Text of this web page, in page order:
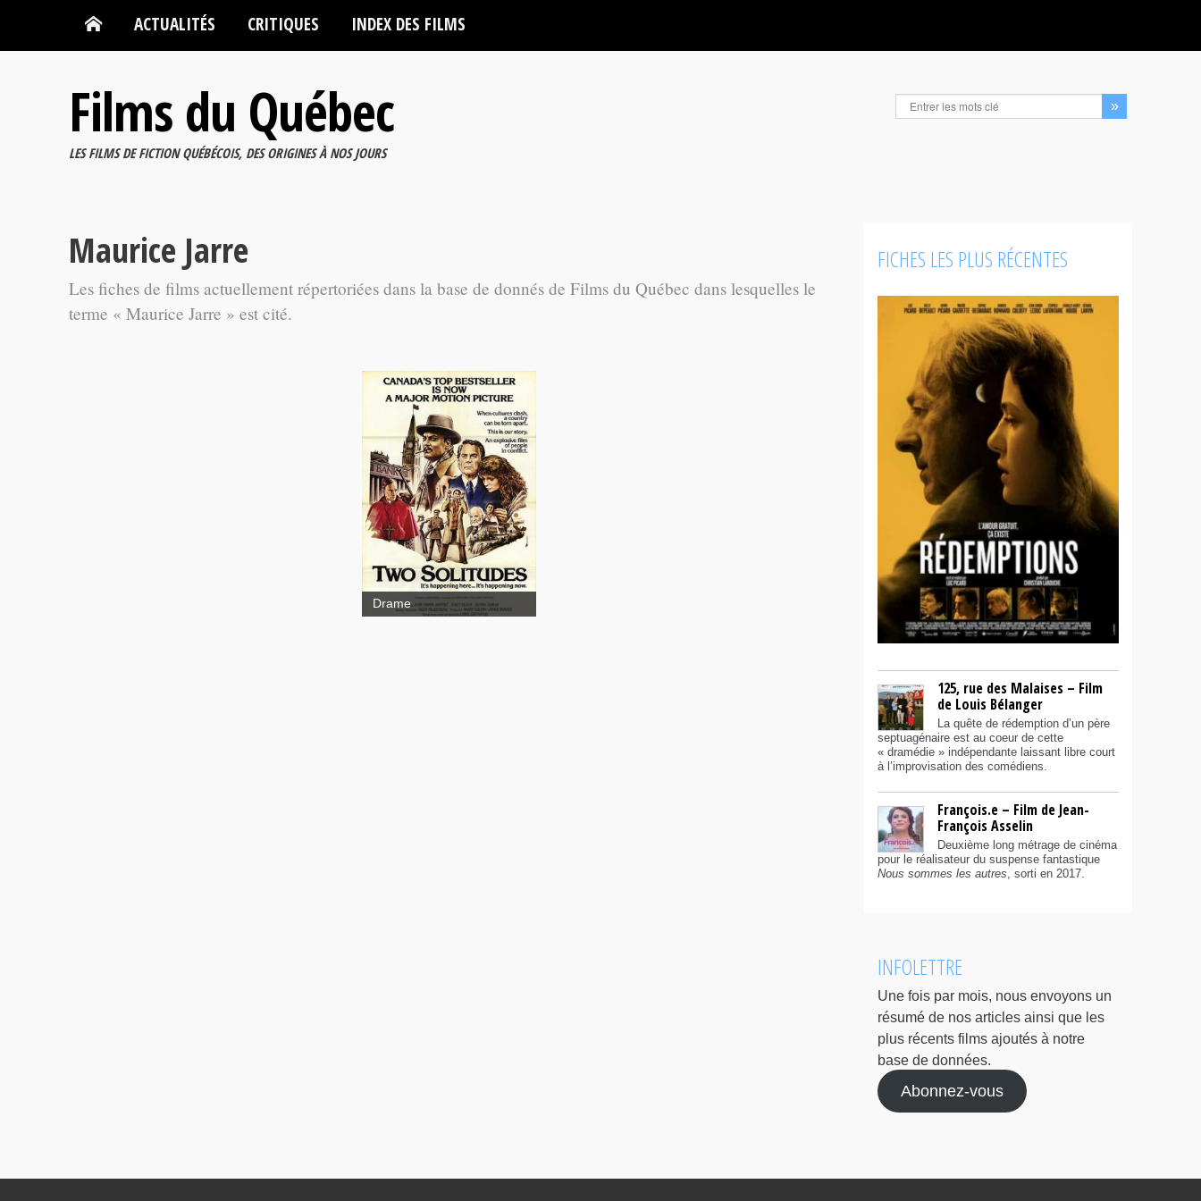
ACTUALITÉS CRITIQUES INDEX DES FILMS
Films du Québec
LES FILMS DE FICTION QUÉBÉCOIS, DES ORIGINES À NOS JOURS
Maurice Jarre
Les fiches de films actuellement répertoriées dans la base de donnés de Films du Québec dans lesquelles le
terme « Maurice Jarre » est cité.
Two
Solitudes
Drame
FICHES LES PLUS RÉCENTES
125, rue des Malaises – Film
de Louis Bélanger
La quête de rédemption d’un père
septuagénaire est au coeur de cette
« dramédie » indépendante laissant libre court
à l’improvisation des comédiens.
François.e – Film de Jean-
François Asselin
Deuxième long métrage de cinéma
pour le réalisateur du suspense fantastique
Nous sommes les autres, sorti en 2017.
INFOLETTRE
Une fois par mois, nous envoyons un
résumé de nos articles ainsi que les
plus récents films ajoutés à notre
base de données.
Abonnez-vous